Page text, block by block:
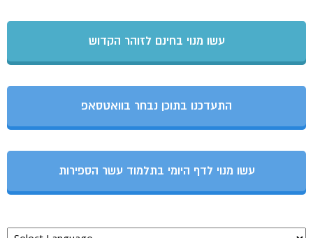
עשו מנוי בחינם לזוהר הקדוש
התעדכנו בתוכן נבחר בוואטסאפ
עשו מנוי לדף היומי בתלמוד עשר הספירות